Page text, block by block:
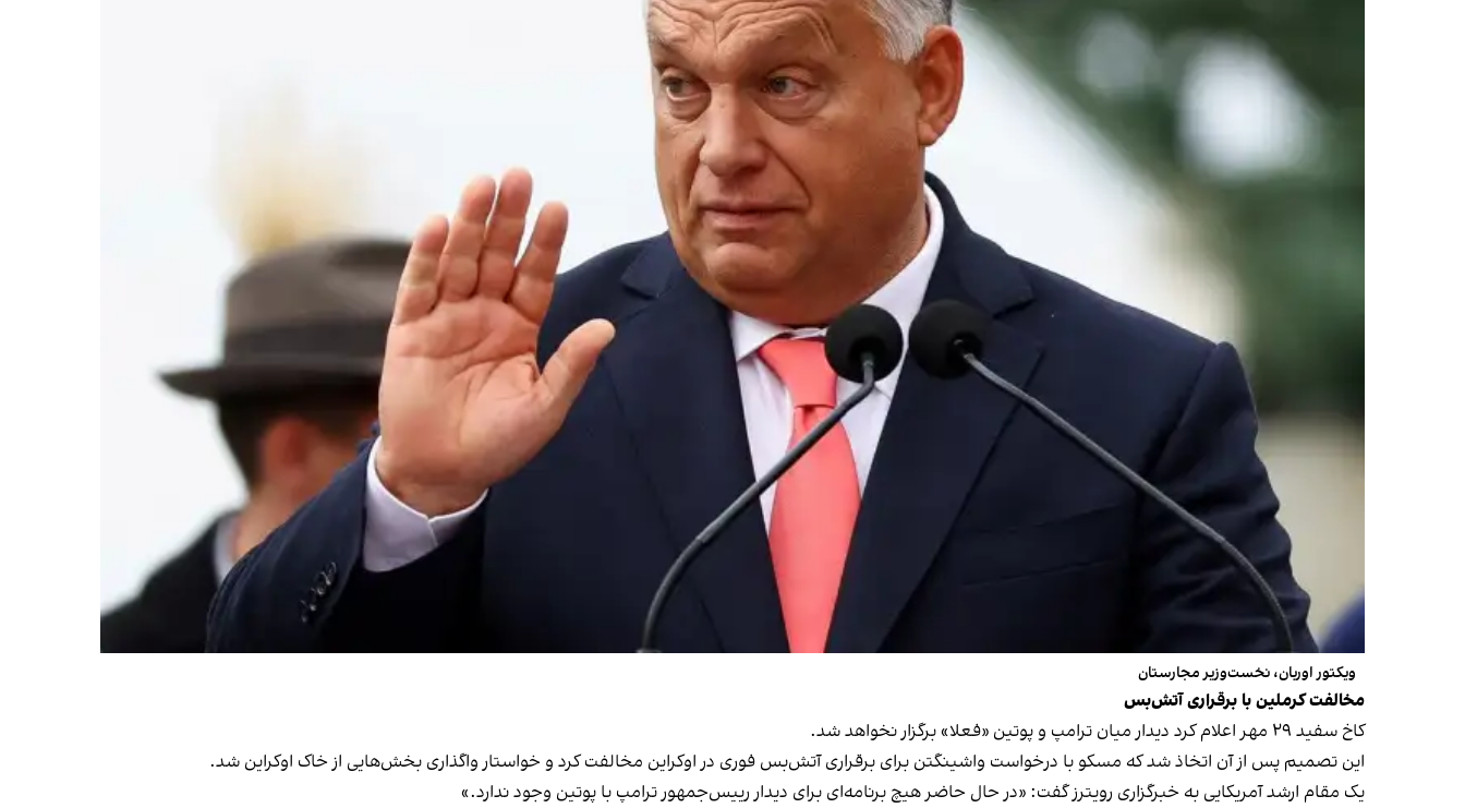
ویکتور اوربان، نخست‌وزیر مجارستان
مخالفت کرملین با برقراری آتش‌بس
کاخ سفید ۲۹ مهر اعلام کرد دیدار میان ترامپ و پوتین «فعلا» برگزار نخواهد شد.
این تصمیم پس از آن اتخاذ شد که مسکو با درخواست واشینگتن برای برقراری آتش‌بس فوری در اوکراین مخالفت کرد و خواستار واگذاری بخش‌هایی از خاک اوکراین شد.
یک مقام ارشد آمریکایی به خبرگزاری رویترز گفت: «در حال حاضر هیچ برنامه‌ای برای دیدار رییس‌جمهور ترامپ با پوتین وجود ندارد.»